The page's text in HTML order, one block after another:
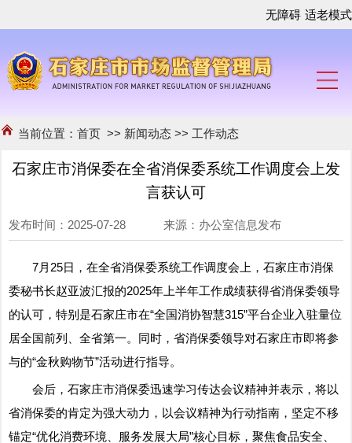
无障碍 适老模式
当前位置：首页 >> 新闻动态 >> 工作动态
石家庄市消保委在全省消保委系统工作调度会上发
言获认可
发布时间：2025-07-28 来源：办公室信息发布
7月25日，在全省消保委系统工作调度会上，石家庄市消保
委秘书长赵亚波汇报的2025年上半年工作成绩获得省消保委领导
的认可，特别是石家庄市在“全国消协智慧315”平台企业入驻量位
居全国前列、全省第一。同时，省消保委领导对石家庄市即将参
与的“金秋购物节”活动进行指导。
会后，石家庄市消保委迅速学习传达会议精神并表示，将以
省消保委的肯定为强大动力，以会议精神为行动指南，坚定不移
锚定“优化消费环境、服务发展大局”核心目标，聚焦食品安全、